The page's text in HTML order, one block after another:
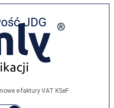
JDG
e‑faktury VAT KSeF